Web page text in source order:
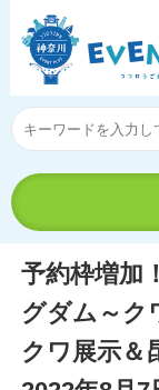
予約枠増加
グダム～ク
クワ展示＆